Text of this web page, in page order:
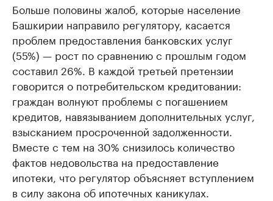
Больше половины жалоб, которые население
Башкирии направило регулятору, касается
проблем предоставления банковских услуг
(55%) — рост по сравнению с прошлым годом
составил 26%. В каждой третьей претензии
говорится о потребительском кредитовании:
граждан волнуют проблемы с погашением
кредитов, навязыванием дополнительных услуг,
взысканием просроченной задолженности.
Вместе с тем на 30% снизилось количество
фактов недовольства на предоставление
ипотеки, что регулятор объясняет вступлением
в силу закона об ипотечных каникулах.